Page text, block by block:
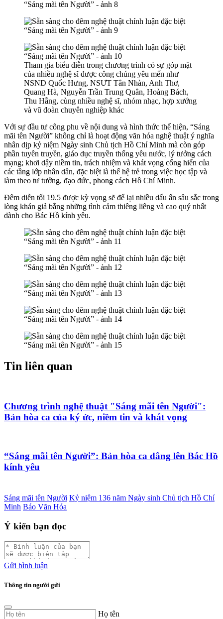
Tham gia biểu diễn trong chương trình có sự góp mặt
của nhiều nghệ sĩ được công chúng yêu mến như
NSND Quốc Hưng, NSƯT Tân Nhàn, Anh Thơ,
Quang Hà, Nguyễn Trần Trung Quân, Hoàng Bách,
Thu Hằng, cùng nhiều nghệ sĩ, nhóm nhạc, hợp xướng
và vũ đoàn chuyên nghiệp khác
Với sự đầu tư công phu về nội dung và hình thức thể hiện, “Sáng
mãi tên Người” không chỉ là hoạt động văn hóa nghệ thuật ý nghĩa
nhân dịp kỷ niệm Ngày sinh Chủ tịch Hồ Chí Minh mà còn góp
phần tuyên truyền, giáo dục truyền thống yêu nước, lý tưởng cách
mạng; khơi dậy niềm tin, trách nhiệm và khát vọng cống hiến của
các tầng lớp nhân dân, đặc biệt là thế hệ trẻ trong việc học tập và
làm theo tư tưởng, đạo đức, phong cách Hồ Chí Minh.
Đêm diễn tối 19.5 được kỳ vọng sẽ để lại nhiều dấu ấn sâu sắc trong
lòng khán giả bằng những tình cảm thiêng liêng và cao quý nhất
dành cho Bác Hồ kính yêu.
Tin liên quan
Chương trình nghệ thuật "Sáng mãi tên Người":
Bản hòa ca của ký ức, niềm tin và khát vọng
“Sáng mãi tên Người”: Bản hòa ca dâng lên Bác Hồ
kính yêu
Sáng mãi tên Người Kỷ niệm 136 năm Ngày sinh Chủ tịch Hồ Chí
Minh Báo Văn Hóa
Ý kiến bạn đọc
Gửi bình luận
Thông tin người gửi
Họ tên